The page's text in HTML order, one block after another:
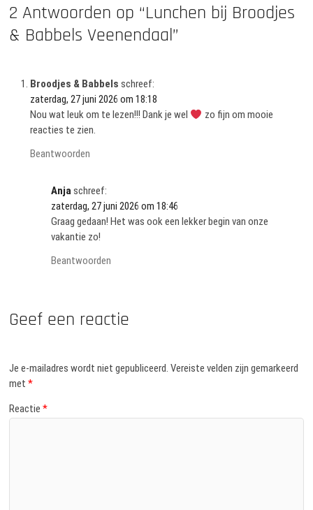
2 Antwoorden op “Lunchen bij Broodjes
& Babbels Veenendaal”
Broodjes & Babbels schreef:
zaterdag, 27 juni 2026 om 18:18
Nou wat leuk om te lezen!!! Dank je wel
zo fijn om mooie
reacties te zien.
Beantwoorden
Anjaschreef:
zaterdag, 27 juni 2026 om 18:46
Graag gedaan! Het was ook een lekker begin van onze
vakantie zo!
Beantwoorden
Geef een reactie
Je e-mailadres wordt niet gepubliceerd. Vereiste velden zijn gemarkeerd
met*
Reactie*